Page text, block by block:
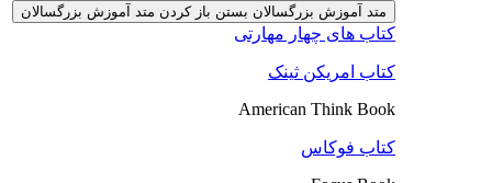
متد آموزش بزرگسالان بستن باز کردن متد آموزش بزرگسالان
کتاب های چهار مهارتی
کتاب امریکن ثینک
American Think Book
کتاب فوکاس